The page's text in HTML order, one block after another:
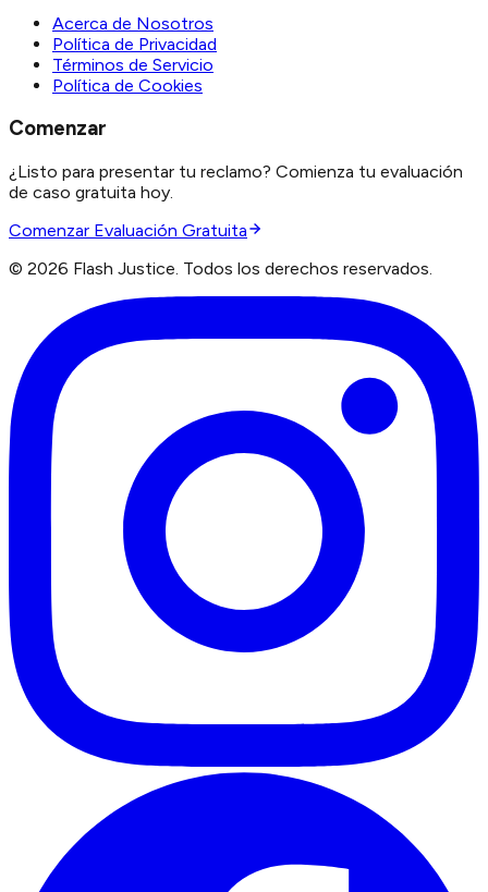
Acerca de Nosotros
Política de Privacidad
Términos de Servicio
Política de Cookies
Comenzar
¿Listo para presentar tu reclamo? Comienza tu evaluación
de caso gratuita hoy.
Comenzar Evaluación Gratuita
© 2026 Flash Justice. Todos los derechos reservados.